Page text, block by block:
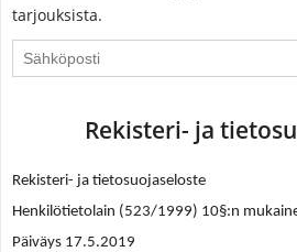
tarjouksista.
you
ignore
this
field
Rekisteri- ja
Rekisteri- ja tietosuojaseloste
Henkilötietolain (523/1999) 10§:n
Päiväys 17.5.2019